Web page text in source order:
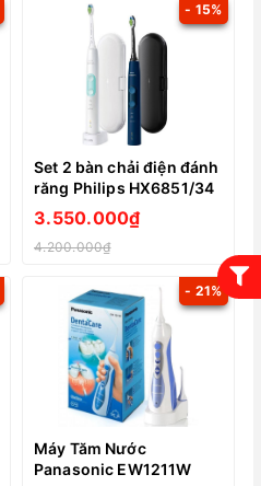
- 15%
Set 2 bàn chải điện đánh
răng Philips HX6851/34
3.550.000₫
4.200.000₫
- 21%
Máy Tăm Nước
Panasonic EW1211W